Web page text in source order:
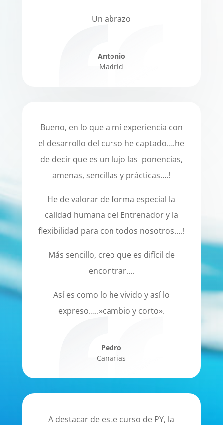
Un abrazo
Antonio
Madrid
Bueno, en lo que a mí experiencia con
el desarrollo del curso he captado….he
de decir que es un lujo las ponencias,
amenas, sencillas y prácticas….!
He de valorar de forma especial la
calidad humana del Entrenador y la
flexibilidad para con todos nosotros….!
Más sencillo, creo que es difícil de
encontrar….
Así es como lo he vivido y así lo
expreso…..»cambio y corto».
Pedro
Canarias
A destacar de este curso de PY, la